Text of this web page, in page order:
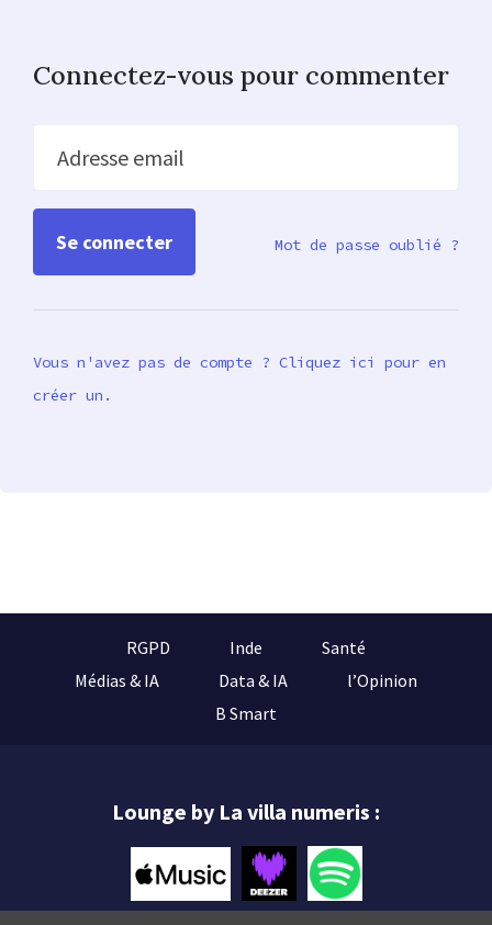
Connectez-vous pour commenter
Adresse email
Mot de passe oublié ?
Vous n'avez pas de compte ? Cliquez ici pour en
créer un.
RGPD Inde
Santé
Médias & IA
Data & IA
l’Opinion
B Smart
Lounge by La villa numeris :